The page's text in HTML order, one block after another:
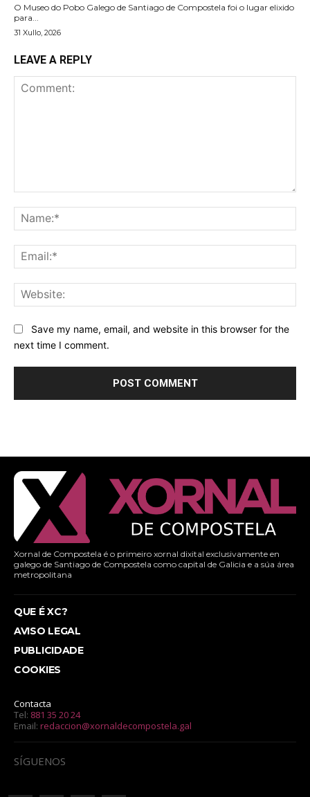
O Museo do Pobo Galego de Santiago de Compostela foi o lugar elixido
para...
31 Xullo, 2026
LEAVE A REPLY
Save my name, email, and website in this browser for the
next time I comment.
Xornal de Compostela é o primeiro xornal dixital exclusivamente en
galego de Santiago de Compostela como capital de Galicia e a súa área
metropolitana
QUE É XC?
AVISO LEGAL
PUBLICIDADE
COOKIES
Contacta
Tel: 881 35 20 24
Email: redaccion@xornaldecompostela.gal
SÍGUENOS